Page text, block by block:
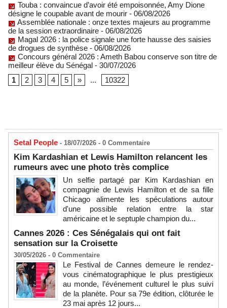
Touba : convaincue d’avoir été empoisonnée, Amy Dione
désigne le coupable avant de mourir - 06/08/2026
Assemblée nationale : onze textes majeurs au programme
de la session extraordinaire - 06/08/2026
Magal 2026 : la police signale une forte hausse des saisies
de drogues de synthèse - 06/08/2026
Concours général 2026 : Ameth Babou conserve son titre de
meilleur élève du Sénégal - 30/07/2026
1
2 3 4 5 » ... 10322
Setal People - 18/07/2026 - 0 Commentaire
Kim Kardashian et Lewis Hamilton relancent les
rumeurs avec une photo très complice
Un selfie partagé par Kim Kardashian en
compagnie de Lewis Hamilton et de sa fille
Chicago alimente les spéculations autour
d'une possible relation entre la star
américaine et le septuple champion du...
Cannes 2026 : Ces Sénégalais qui ont fait
sensation sur la Croisette
30/05/2026 - 0 Commentaire
Le Festival de Cannes demeure le rendez-
vous cinématographique le plus prestigieux
au monde, l’événement culturel le plus suivi
de la planète. Pour sa 79e édition, clôturée le
23 mai après 12 jours...